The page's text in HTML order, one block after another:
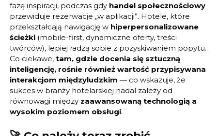
fazę inspiracji, podczas gdy handel społecznościowy
przewiduje rezerwacje „w aplikacji”. Hotele, które
przekształcają nawigację w hiperpersonalizowane
ścieżki (mobile-first, dynamiczne oferty, treści
twórców), lepiej radzą sobie z pozyskiwaniem popytu.
Co ciekawe, tam, gdzie docenia się sztuczną
inteligencję, rośnie również wartość przypisywana
interakcjom międzyludzkim — co wskazuje, że
sukces w branży hotelarskiej nadal zależy od
równowagi między zaawansowaną technologią a
wysokim poziomem obsługi.